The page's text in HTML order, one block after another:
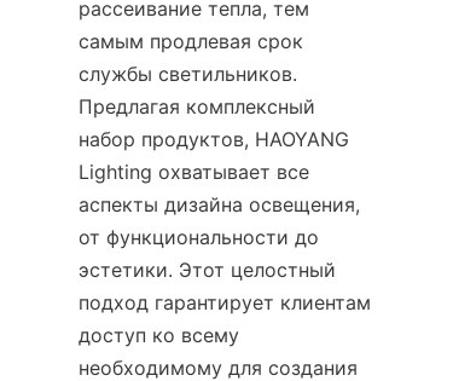
рассеивание тепла, тем
самым продлевая срок
службы светильников.
Предлагая комплексный
набор продуктов, HAOYANG
Lighting охватывает все
аспекты дизайна освещения,
от функциональности до
эстетики. Этот целостный
подход гарантирует клиентам
доступ ко всему
необходимому для создания